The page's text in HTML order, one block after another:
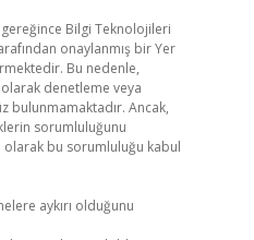
gereğince Bilgi Teknolojileri
onaylanmış bir Yer
Bu nedenle,
denetleme veya
bulunmamaktadır. Ancak,
sorumluluğunu
olarak bu sorumluluğu kabul
aykırı olduğunu